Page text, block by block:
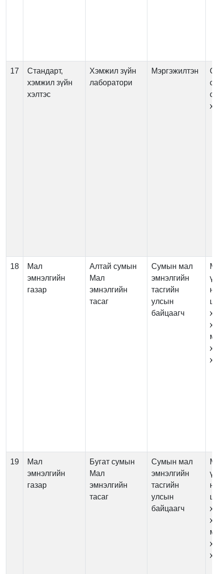
17
Стандарт,
хэмжил зүйн
хэлтэс
Хэмжил зүйн
лаборатори
Мэргэжилтэн
18
Мал
эмнэлгийн
газар
Алтай сумын
Мал
эмнэлгийн
тасаг
Сумын мал
эмнэлгийн
тасгийн
улсын
байцаагч
19
Мал
эмнэлгийн
газар
Бугат сумын
Мал
эмнэлгийн
тасаг
Сумын мал
эмнэлгийн
тасгийн
улсын
байцаагч